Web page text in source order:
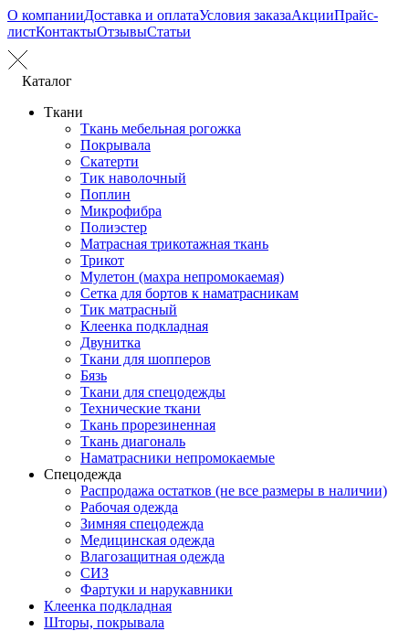
О компанииДоставка и оплатаУсловия заказаАкцииПрайс-
листКонтактыОтзывыСтатьи
Каталог
Ткани
Ткань мебельная рогожка
Покрывала
Скатерти
Тик наволочный
Поплин
Микрофибра
Полиэстер
Матрасная трикотажная ткань
Трикот
Мулетон (махра непромокаемая)
Сетка для бортов к наматрасникам
Тик матрасный
Клеенка подкладная
Двунитка
Ткани для шопперов
Бязь
Ткани для спецодежды
Технические ткани
Ткань прорезиненная
Ткань диагональ
Наматрасники непромокаемые
Спецодежда
Распродажа остатков (не все размеры в наличии)
Рабочая одежда
Зимняя спецодежда
Медицинская одежда
Влагозащитная одежда
СИЗ
Фартуки и нарукавники
Клеенка подкладная
Шторы, покрывала